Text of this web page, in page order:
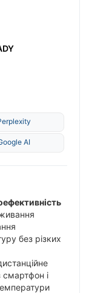
AI
без різких
і